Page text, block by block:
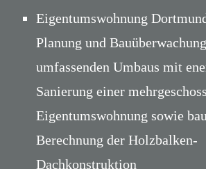
Eigentumswohnung
Planung und
umfassenden Umbaus mit
Sanierung einer
Eigentumswohnung sowie
Berechnung der Holzbalken-
Dachkonstruktion